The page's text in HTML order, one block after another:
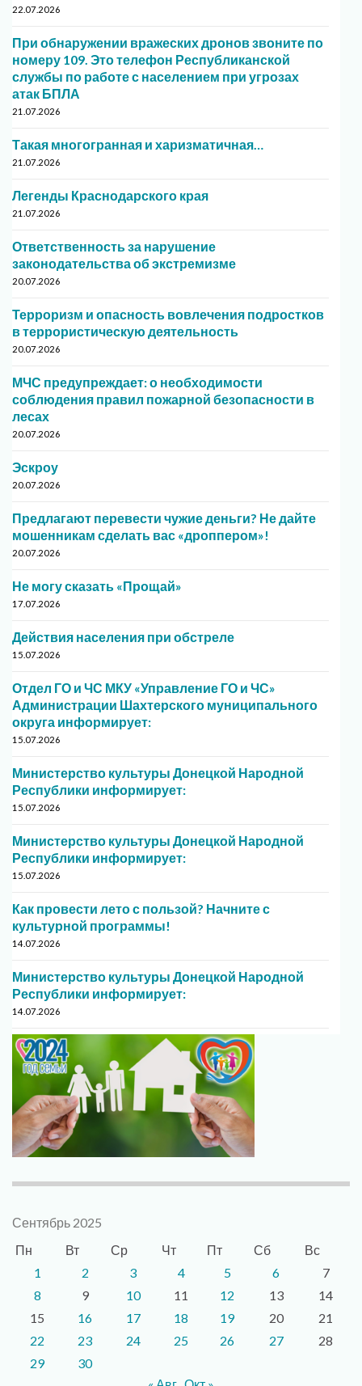
22.07.2026
При обнаружении вражеских дронов звоните по
номеру 109. Это телефон Республиканской
службы по работе с населением при угрозах
атак БПЛА
21.07.2026
Такая многогранная и харизматичная…
21.07.2026
Легенды Краснодарского края
21.07.2026
Ответственность за нарушение
законодательства об экстремизме
20.07.2026
Терроризм и опасность вовлечения подростков
в террористическую деятельность
20.07.2026
МЧС предупреждает: о необходимости
соблюдения правил пожарной безопасности в
лесах
20.07.2026
Эскроу
20.07.2026
Предлагают перевести чужие деньги? Не дайте
мошенникам сделать вас «дроппером»!
20.07.2026
Не могу сказать «Прощай»
17.07.2026
Действия населения при обстреле
15.07.2026
Отдел ГО и ЧС МКУ «Управление ГО и ЧС»
Администрации Шахтерского муниципального
округа информирует:
15.07.2026
Министерство культуры Донецкой Народной
Республики информирует:
15.07.2026
Министерство культуры Донецкой Народной
Республики информирует:
15.07.2026
Как провести лето с пользой? Начните с
культурной программы!
14.07.2026
Министерство культуры Донецкой Народной
Республики информирует:
14.07.2026
Сентябрь 2025
Пн
Вт Ср Чт Пт Сб
Вс
1
2 3 4 5 6
7
8
9 10 11 12 13
14
15
16 17 18 19 20
21
22
23 24 25 26 27
28
29
30